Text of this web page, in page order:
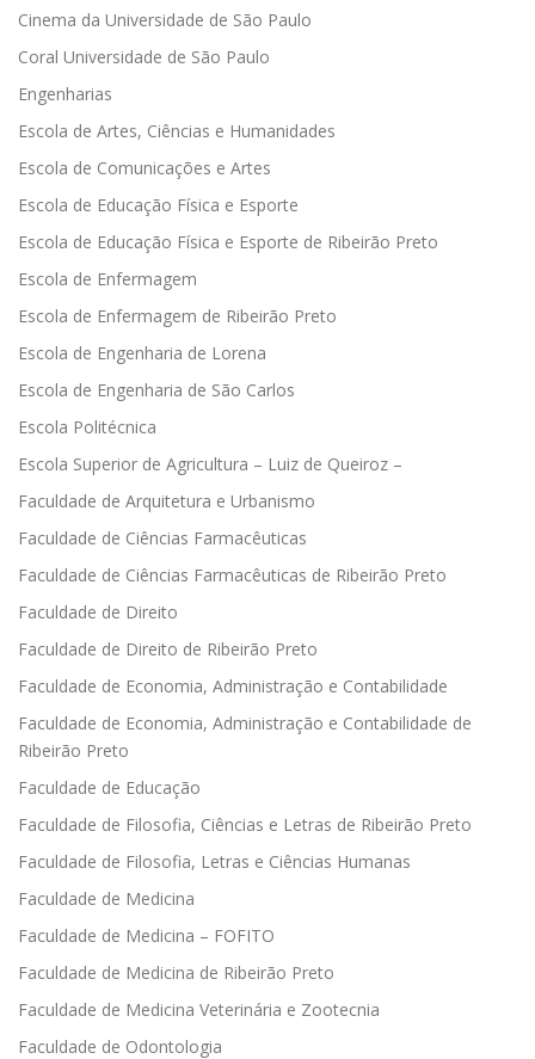
Cinema da Universidade de São Paulo
Coral Universidade de São Paulo
Engenharias
Escola de Artes, Ciências e Humanidades
Escola de Comunicações e Artes
Escola de Educação Física e Esporte
Escola de Educação Física e Esporte de Ribeirão Preto
Escola de Enfermagem
Escola de Enfermagem de Ribeirão Preto
Escola de Engenharia de Lorena
Escola de Engenharia de São Carlos
Escola Politécnica
Escola Superior de Agricultura – Luiz de Queiroz –
Faculdade de Arquitetura e Urbanismo
Faculdade de Ciências Farmacêuticas
Faculdade de Ciências Farmacêuticas de Ribeirão Preto
Faculdade de Direito
Faculdade de Direito de Ribeirão Preto
Faculdade de Economia, Administração e Contabilidade
Faculdade de Economia, Administração e Contabilidade de
Ribeirão Preto
Faculdade de Educação
Faculdade de Filosofia, Ciências e Letras de Ribeirão Preto
Faculdade de Filosofia, Letras e Ciências Humanas
Faculdade de Medicina
Faculdade de Medicina – FOFITO
Faculdade de Medicina de Ribeirão Preto
Faculdade de Medicina Veterinária e Zootecnia
Faculdade de Odontologia